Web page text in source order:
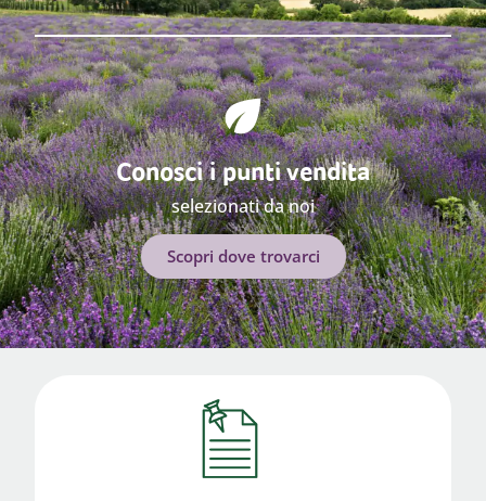
Conosci i punti vendita
selezionati da noi
Scopri dove trovarci